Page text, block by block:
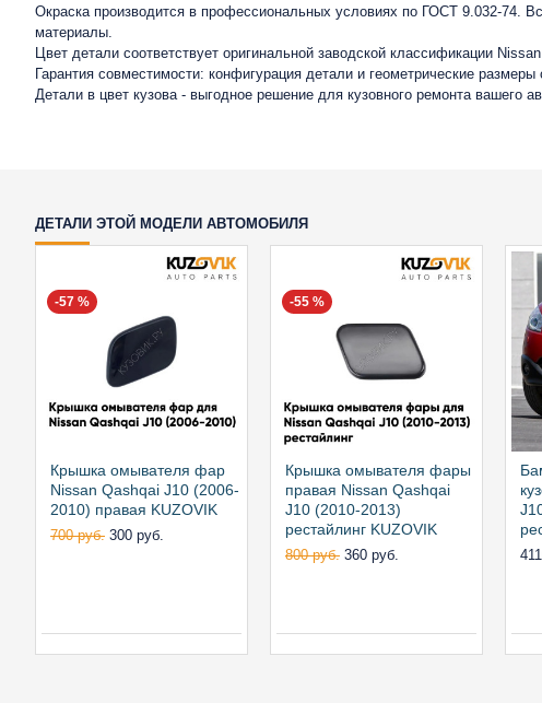
Окраска производится в профессиональных условиях по ГОСТ 9.032-74.
материалы.
Цвет детали соответствует оригинальной заводской классификации
Гарантия совместимости: конфигурация детали и геометрические
Детали в цвет кузова - выгодное решение для кузовного ремонта вашего
ДЕТАЛИ ЭТОЙ МОДЕЛИ АВТОМОБИЛЯ
-57 %
Крышка омывателя фар
Nissan Qashqai J10 (2006-
2010) правая KUZOVIK
700 руб. 300 руб.
-55 %
Крышка омывателя фары
правая Nissan Qashqai
J10 (2010-2013)
рестайлинг KUZOVIK
800 руб. 360 руб.